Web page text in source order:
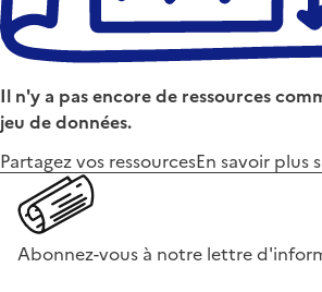
Il n'y a pas encore de ressources
jeu de données.
Partagez vos ressourcesEn savoir plus
Abonnez-vous à notre lettre